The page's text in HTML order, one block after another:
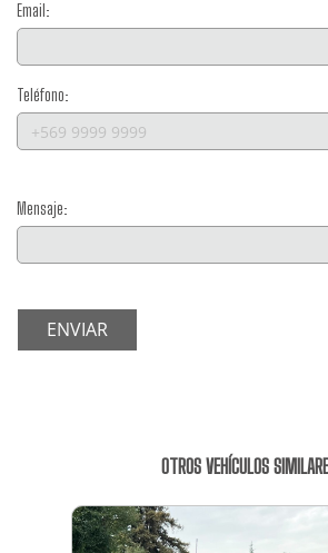
Email:
Teléfono:
Mensaje:
ENVIAR
OTROS VEHÍCULOS